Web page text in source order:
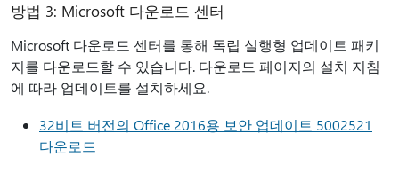
방법 3: Microsoft 다운로드 센터
Microsoft 다운로드 센터를 통해 독립 실행형 업데이트 패키
지를 다운로드할 수 있습니다. 다운로드 페이지의 설치 지침
에 따라 업데이트를 설치하세요.
32비트 버전의 Office 2016용 보안 업데이트 5002521
다운로드